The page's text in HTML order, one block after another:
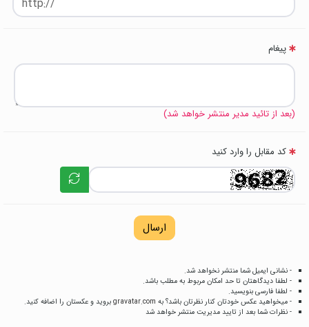
پیغام
(بعد از تائید مدیر منتشر خواهد شد)
کد مقابل را وارد کنید
ارسال
- نشانی ایمیل شما منتشر نخواهد شد.
- لطفا دیدگاهتان تا حد امکان مربوط به مطلب باشد.
- لطفا فارسی بنویسید.
- میخواهید عکس خودتان کنار نظرتان باشد؟ به gravatar.com بروید و عکستان را اضافه کنید.
- نظرات شما بعد از تایید مدیریت منتشر خواهد شد